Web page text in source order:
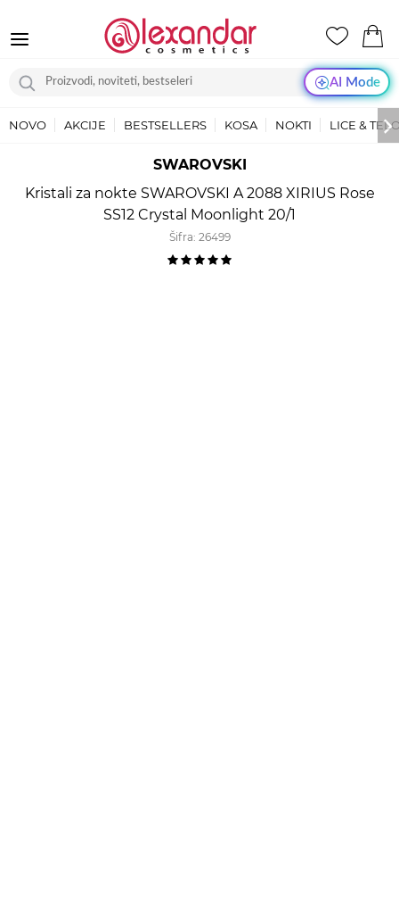
AI Mode
NOVO AKCIJE BESTSELLERS KOSA NOKTI LICE &
SWAROVSKI
Kristali za nokte SWAROVSKI A 2088 XIRIUS Rose
SS12 Crystal Moonlight 20/1
Šifra: 26499